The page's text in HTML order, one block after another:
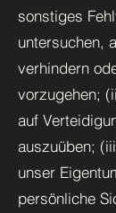
sonstiges
untersuchen,
verhindern
vorzugehen;
auf
auszuüben;
unser
persönliche